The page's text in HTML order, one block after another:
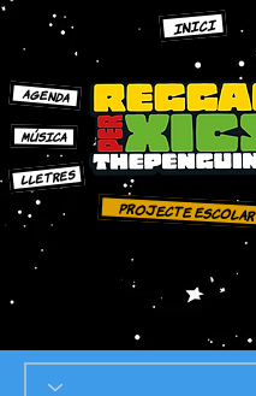
INICI
AGENDA
MÚSICA
LLETRES
Projecte escolar